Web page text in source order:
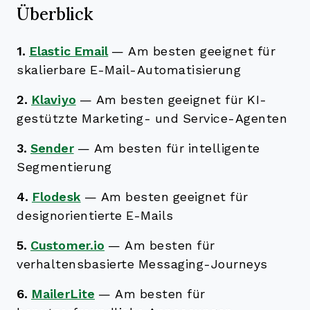
Überblick
1. Elastic Email —Am besten geeignet für
skalierbare E-Mail-Automatisierung
2. Klaviyo — Am besten geeignet für KI-
gestützte Marketing- und Service-Agenten
3. Sender — Am besten für intelligente
Segmentierung
4. Flodesk — Am besten geeignet für
designorientierte E-Mails
5. Customer.io —Am besten für
verhaltensbasierte Messaging-Journeys
6. MailerLite — Am besten für